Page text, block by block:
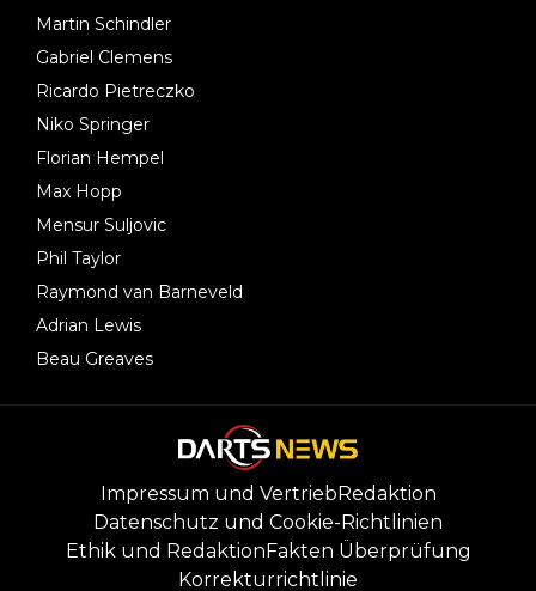
Martin Schindler
Gabriel Clemens
Ricardo Pietreczko
Niko Springer
Florian Hempel
Max Hopp
Mensur Suljovic
Phil Taylor
Raymond van Barneveld
Adrian Lewis
Beau Greaves
Impressum und VertriebRedaktion
Datenschutz und Cookie-Richtlinien
Ethik und RedaktionFakten Überprüfung
Korrekturrichtlinie